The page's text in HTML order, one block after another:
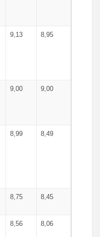
9,13 8,95
9,00 9,00
8,99 8,49
8,75 8,45
8,56 8,06